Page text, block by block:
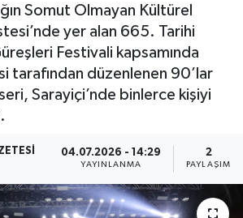
Somut Olmayan Kültürel
yer alan 665. Tarihi
Festivali kapsamında
tarafından düzenlenen 90’lar
Sarayiçi’nde binlerce kişiyi
04.07.2026 - 14:29
YAYINLANMA
2
PAYLAŞIM